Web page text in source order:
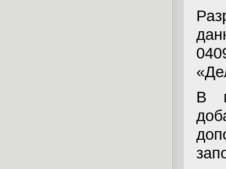
В